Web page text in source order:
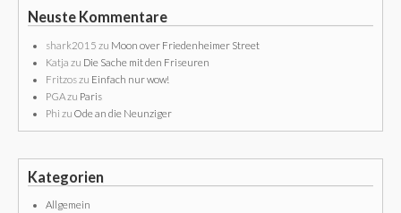
Neuste Kommentare
shark2015 zu Moon over Friedenheimer Street
Katja zu Die Sache mit den Friseuren
Fritzoszu Einfach nur wow!
PGAzu Paris
Phi zu Ode an die Neunziger
Kategorien
Allgemein